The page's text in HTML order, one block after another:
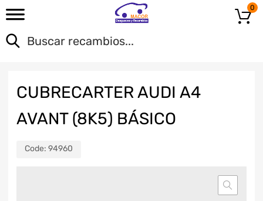
0
CUBRECARTER AUDI A4
AVANT (8K5) BÁSICO
Code: 94960